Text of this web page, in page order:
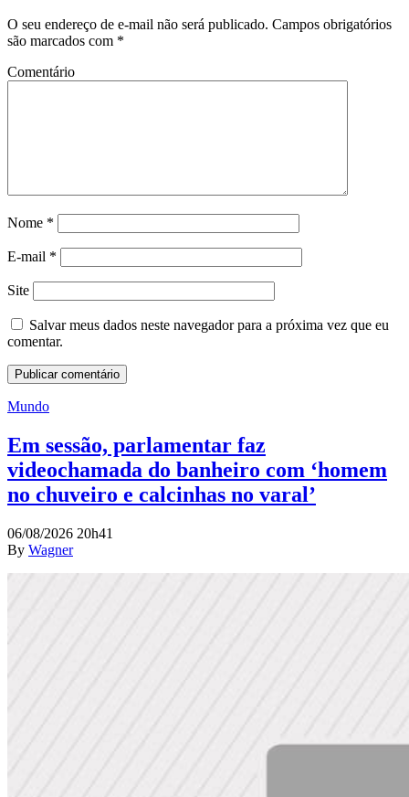
O seu endereço de e-mail não será publicado. Campos obrigatórios
são marcados com *
Comentário
Nome *
E-mail *
Site
Salvar meus dados neste navegador para a próxima vez que eu
comentar.
Mundo
Em sessão, parlamentar faz
videochamada do banheiro com ‘homem
no chuveiro e calcinhas no varal’
06/08/2026 20h41
By Wagner